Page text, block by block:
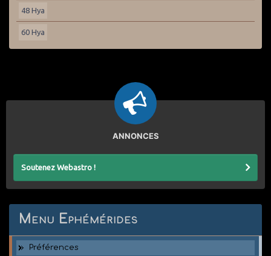
48 Hya
60 Hya
ANNONCES
Soutenez Webastro !
Menu Ephémérides
Préférences